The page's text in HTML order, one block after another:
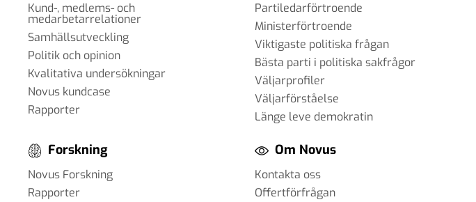
Kund-, medlems- och
medarbetarrelationer
Samhällsutveckling
Politik och opinion
Kvalitativa undersökningar
Novus kundcase
Rapporter
Partiledarförtroende
Ministerförtroende
Viktigaste politiska frågan
Bästa parti i politiska sakfrågor
Väljarprofiler
Väljarförståelse
Länge leve demokratin
Forskning
Novus Forskning
Rapporter
Om Novus
Kontakta oss
Offertförfrågan